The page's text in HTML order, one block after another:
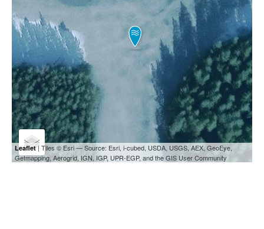
Leaflet| Tiles © Esri — Source: Esri, i-cubed, USDA, USGS, AEX, GeoEye,
Getmapping, Aerogrid, IGN, IGP, UPR-EGP, and the GIS User Community